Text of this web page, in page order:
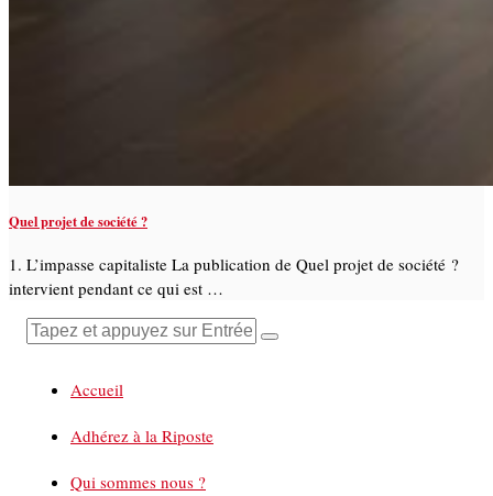
Quel projet de société ?
1. L’impasse capitaliste La publication de Quel projet de société ?
intervient pendant ce qui est …
Accueil
Adhérez à la Riposte
Qui sommes nous ?